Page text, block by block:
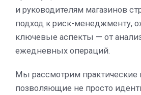
и руководителям магазинов
подход к риск-менеджменту,
ключевые аспекты — от
ежедневных операций.
Мы рассмотрим практические
позволяющие не просто